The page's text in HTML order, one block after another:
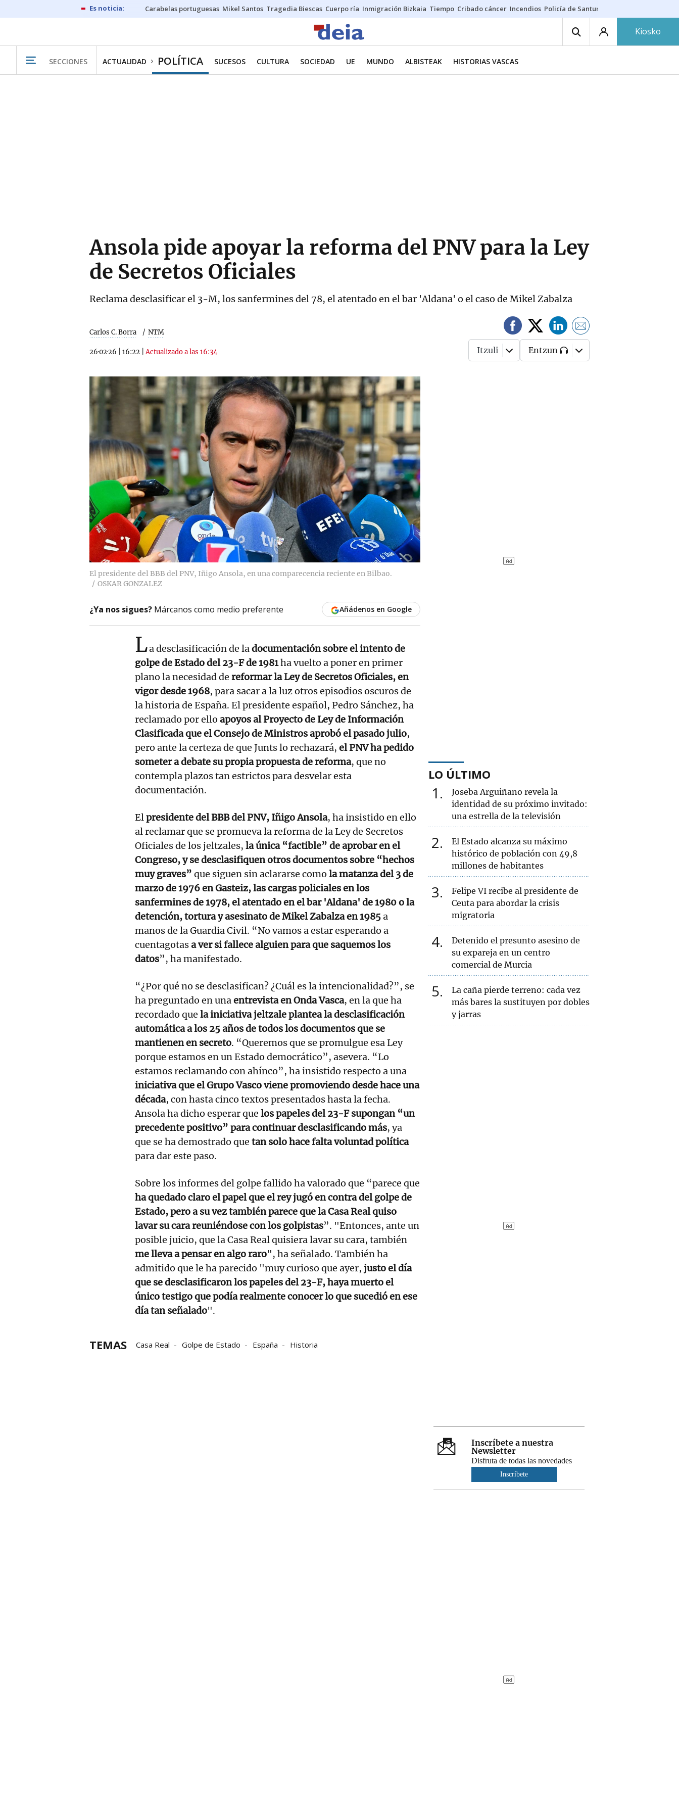
Carabelas portuguesas Mikel Santos Tragedia Biescas Cuerpo ría Inmigración Bizkaia Tiempo Cribado cáncer Incendios Policía de Santurtzi
Kiosko
SECCIONES ACTUALIDAD POLÍTICA SUCESOS CULTURA SOCIEDAD UE MUNDO ALBISTEAK HISTORIAS VASCAS
Ansola pide apoyar la reforma del PNV para la Ley
de Secretos Oficiales
Reclama desclasificar el 3-M, los sanfermines del 78, el atentado en el bar 'Aldana' o el caso de Mikel Zabalza
Carlos C. Borra NTM
26·02·26 16:22 |Actualizado a las 16:34 Itzuli Entzun
El presidente del BBB del PNV, Iñigo Ansola, en una comparecencia reciente en Bilbao.
OSKAR GONZALEZ
¿Ya nos sigues? Márcanos como medio preferente Añádenos en Google
La desclasificación de ladocumentación sobre el intento de
golpe de Estado del 23-F de 1981ha vuelto a poner en primer
plano la necesidad de reformar la Ley de Secretos Oficiales, en
vigor desde 1968, para sacar a la luz otros episodios oscuros de
la historia de España. El presidente español, Pedro Sánchez, ha
reclamado por ello apoyos al Proyecto de Ley de Información
Clasificada que el Consejo de Ministros aprobó el pasado julio,
pero ante la certeza de que Junts lo rechazará, el PNV ha pedido
someter a debate su propia propuesta de reforma, que no
contempla plazos tan estrictos para desvelar esta
documentación.
Elpresidente del BBB del PNV, Iñigo Ansola, ha insistido en ello
al reclamar que se promueva la reforma de la Ley de Secretos
Oficiales de los jeltzales, la única “factible” de aprobar en el
Congreso, y se desclasifiquen otros documentos sobre “hechos
muy graves” que siguen sin aclararse como la matanza del 3 de
marzo de 1976 en Gasteiz, las cargas policiales en los
sanfermines de 1978, el atentado en el bar 'Aldana' de 1980 o la
detención, tortura y asesinato de Mikel Zabalza en 1985a
manos de la Guardia Civil. “No vamos a estar esperando a
cuentagotasa ver si fallece alguien para que saquemos los
datos”, ha manifestado.
“¿Por qué no se desclasifican? ¿Cuál es la intencionalidad?”, se
ha preguntado en unaentrevista en Onda Vasca, en la que ha
recordado que la iniciativa jeltzale plantea la desclasificación
automática a los 25 años de todos los documentos que se
mantienen en secreto. “Queremos que se promulgue esa Ley
porque estamos en un Estado democrático”, asevera. “Lo
estamos reclamando con ahínco”, ha insistido respecto a una
iniciativa que el Grupo Vasco viene promoviendo desde hace una
década, con hasta cinco textos presentados hasta la fecha.
Ansola ha dicho esperar que los papeles del 23-F supongan “un
precedente positivo” para continuar desclasificando más, ya
que se ha demostrado que tan solo hace falta voluntad política
para dar este paso.
Sobre los informes del golpe fallido ha valorado que “parece que
ha quedado claro el papel que el rey jugó en contra del golpe de
Estado, pero a su vez también parece que la Casa Real quiso
lavar su cara reuniéndose con los golpistas”. "Entonces, ante un
posible juicio, que la Casa Real quisiera lavar su cara, también
me lleva a pensar en algo raro", ha señalado. También ha
admitido que le ha parecido "muy curioso que ayer, justo el día
que se desclasificaron los papeles del 23-F, haya muerto el
único testigo que podía realmente conocer lo que sucedió en ese
día tan señalado".
TEMAS Casa Real Golpe de Estado España Historia
LO ÚLTIMO
1
Joseba Arguiñano revela la
identidad de su próximo invitado:
una estrella de la televisión
2
El Estado alcanza su máximo
histórico de población con 49,8
millones de habitantes
3
Felipe VI recibe al presidente de
Ceuta para abordar la crisis
migratoria
4
Detenido el presunto asesino de
su expareja en un centro
comercial de Murcia
5
La caña pierde terreno: cada vez
más bares la sustituyen por dobles
y jarras
Inscríbete a nuestra
Newsletter
Disfruta de todas las novedades
Inscríbete